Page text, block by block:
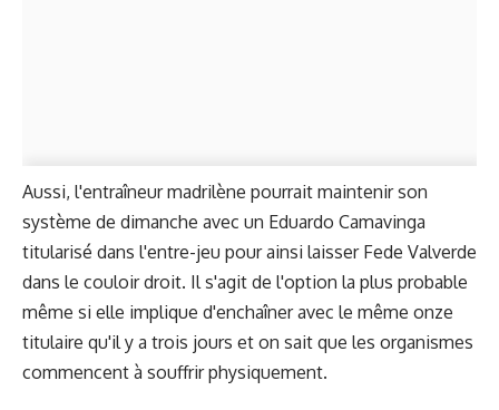
Aussi, l'entraîneur madrilène pourrait maintenir son
système de dimanche avec un Eduardo Camavinga
titularisé dans l'entre-jeu pour ainsi laisser Fede Valverde
dans le couloir droit. Il s'agit de l'option la plus probable
même si elle implique d'enchaîner avec le même onze
titulaire qu'il y a trois jours et on sait que les organismes
commencent à souffrir physiquement.